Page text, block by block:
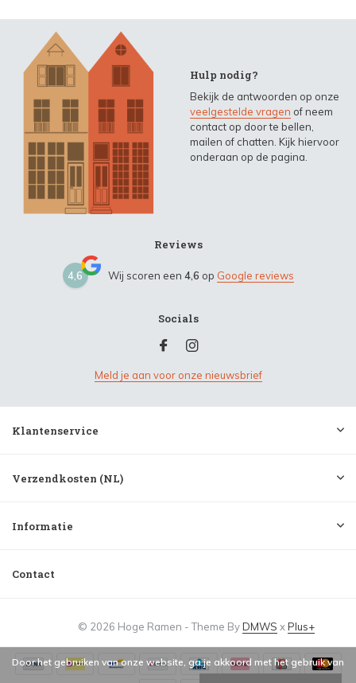
Hulp nodig?
Bekijk de antwoorden op onze
veelgestelde vragen of neem
contact op door te bellen,
mailen of chatten. Kijk hiervoor
onderaan op de pagina.
Reviews
4,6 Wij scoren een 4,6 op Google reviews
Socials
Meld je aan voor onze nieuwsbrief
Klantenservice
Verzendkosten (NL)
Informatie
Contact
© 2026 Hoge Ramen - Theme ByDMWS xPlus+
Door het gebruiken van onze website, ga je akkoord met het gebruik van